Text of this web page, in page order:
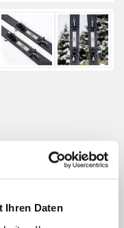
Ihren Daten